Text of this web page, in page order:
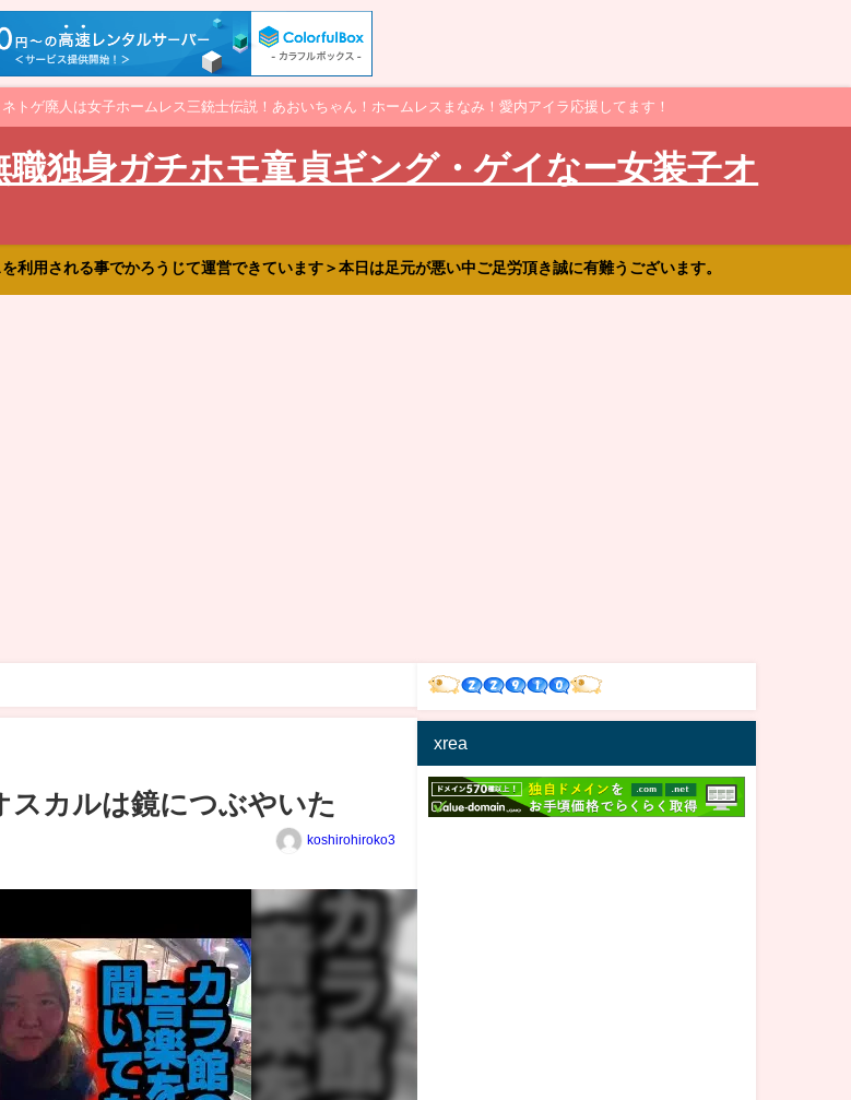
ゲ廃人は女子ホームレス三銃士伝説！あおいちゃん！ホームレスまなみ！愛内アイラ応援してます！
独身ガチホモ童貞ギング・ゲイなー女装子オ
用される事でかろうじて運営できています＞本日は足元が悪い中ご足労頂き誠に有難うございます。
カルは鏡につぶやいた
koshirohiroko3
xrea